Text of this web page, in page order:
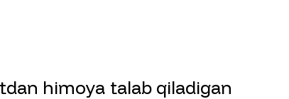
himoya talab qiladigan